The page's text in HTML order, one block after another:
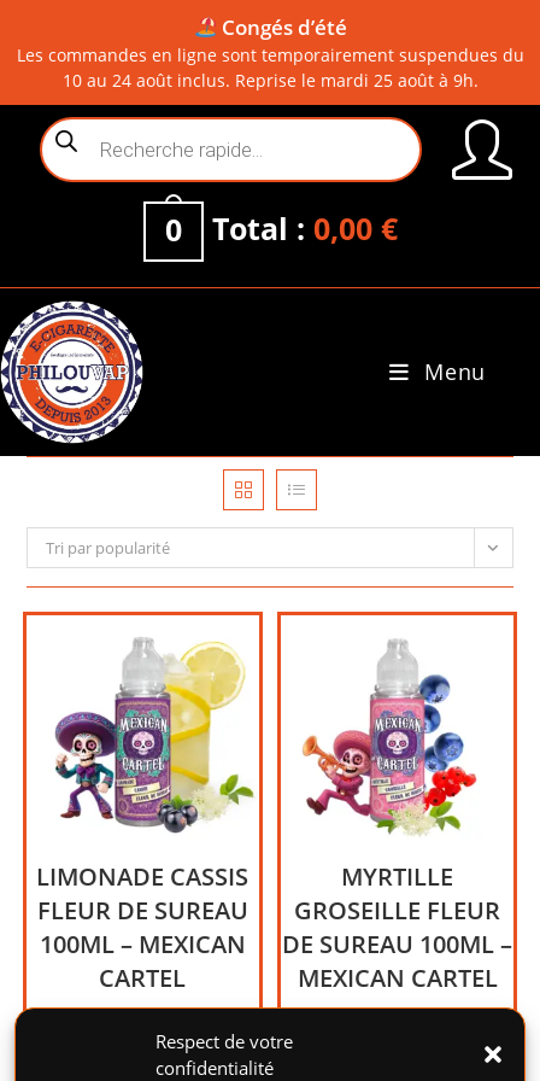
Respect de votre
confidentialité
Congés d’été
Les commandes en ligne sont temporairement suspendues du
10 au 24 août inclus. Reprise le mardi 25 août à 9h.
content
Recherche
de
0 Total : 0,00 €
Menu
Tri par popularité
LIMONADE CASSIS
FLEUR DE SUREAU
100ML – MEXICAN
CARTEL
Limonade, Cassis, Fleur de
Sureau.
21,00€
MYRTILLE
GROSEILLE FLEUR
DE SUREAU 100ML –
MEXICAN CARTEL
Myrtille, Groseille, Fleur de